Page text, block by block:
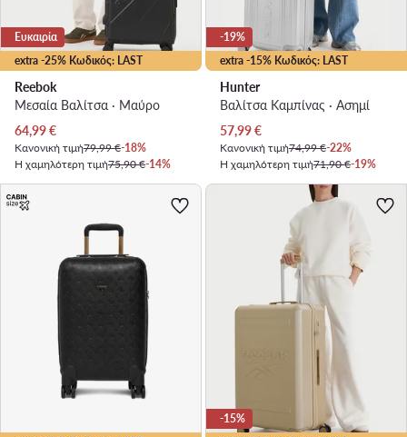
extra -25% Κωδικός: LAST
Ευκαιρία
Reebok
Μεσαία Βαλίτσα · Μαύρο
Τρέχουσα τιμή
64,99€
Κανονική τιμή79,99 €-18%
Η χαμηλότερη τιμή75,90 €-14%
extra -15% Κωδικός: LAST
-19%
Hunter
Βαλίτσα Καμπίνας · Ασημί
Τρέχουσα τιμή
57,99€
Κανονική τιμή74,99 €-22%
Η χαμηλότερη τιμή71,90 €-19%
-15%